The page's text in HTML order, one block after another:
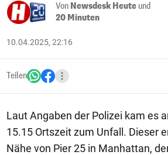
Von Newsdesk Heute und
20 Minuten
10.04.2025, 22:16
Teilen
Laut Angaben der Polizei kam es
15.15 Ortszeit zum Unfall. Dieser
Nähe von Pier 25 in Manhattan,